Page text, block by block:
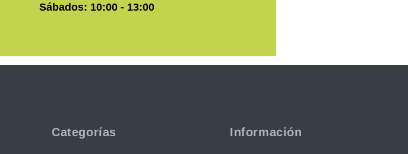
Sábados: 10:00 - 13:00
Categorías Información